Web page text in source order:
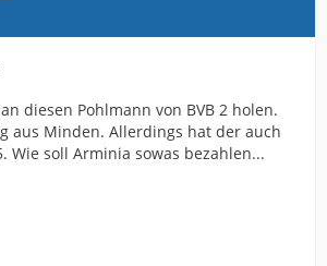
diesen Pohlmann von BVB 2 holen.
aus Minden. Allerdings hat der auch
Wie soll Arminia sowas bezahlen...